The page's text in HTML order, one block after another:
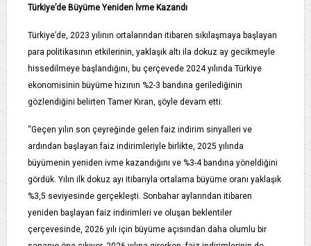
Türkiye’de Büyüme Yeniden İvme Kazandı
Türkiye’de, 2023 yılının ortalarından itibaren sıkılaşmaya başlayan
para politikasının etkilerinin, yaklaşık altı ila dokuz ay gecikmeyle
hissedilmeye başlandığını, bu çerçevede 2024 yılında Türkiye
ekonomisinin büyüme hızının %2-3 bandına gerilediğinin
gözlendiğini belirten Tamer Kıran, şöyle devam etti:
“Geçen yılın son çeyreğinde gelen faiz indirim sinyalleri ve
ardından başlayan faiz indirimleriyle birlikte, 2025 yılında
büyümenin yeniden ivme kazandığını ve %3-4 bandına yöneldiğini
gördük. Yılın ilk dokuz ayı itibarıyla ortalama büyüme oranı yaklaşık
%3,5 seviyesinde gerçekleşti. Sonbahar aylarından itibaren
yeniden başlayan faiz indirimleri ve oluşan beklentiler
çerçevesinde, 2026 yılı için büyüme açısından daha olumlu bir